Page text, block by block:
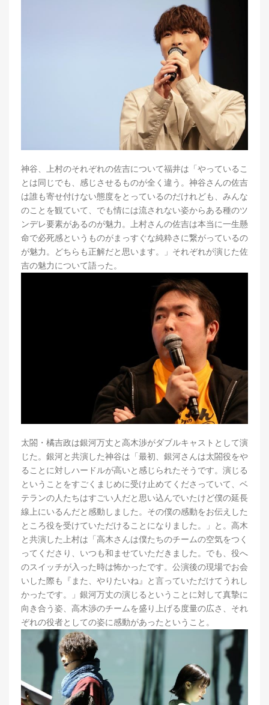
神谷、上村のそれぞれの佐吉について福井は「やっているこ
とは同じでも、感じさせるものが全く違う。神谷さんの佐吉
は誰も寄せ付けない態度をとっているのだけれども、みんな
のことを観ていて、でも情には流されない姿からある種のツ
ンデレ要素があるのが魅力。上村さんの佐吉は本当に一生懸
命で必死感というものがまっすぐな純粋さに繋がっているの
が魅力。どちらも正解だと思います。」それぞれが演じた佐
吉の魅力について語った。
太閤・橘吉政は銀河万丈と高木渉がダブルキャストとして演
じた。銀河と共演した神谷は「最初、銀河さんは太閤役をや
ることに対しハードルが高いと感じられたそうです。演じる
ということをすごくまじめに受け止めてくださっていて、ベ
テランの人たちはすごい人だと思い込んでいたけど僕の延長
線上にいるんだと感動しました。その僕の感動をお伝えした
ところ役を受けていただけることになりました。」と。高木
と共演した上村は「高木さんは僕たちのチームの空気をつく
ってくださり、いつも和ませていただきました。でも、役へ
のスイッチが入った時は怖かったです。公演後の現場でお会
いした際も『また、やりたいね』と言っていただけてうれし
かったです。」銀河万丈の演じるということに対して真摯に
向き合う姿、高木渉のチームを盛り上げる度量の広さ、それ
ぞれの役者としての姿に感動があったということ。